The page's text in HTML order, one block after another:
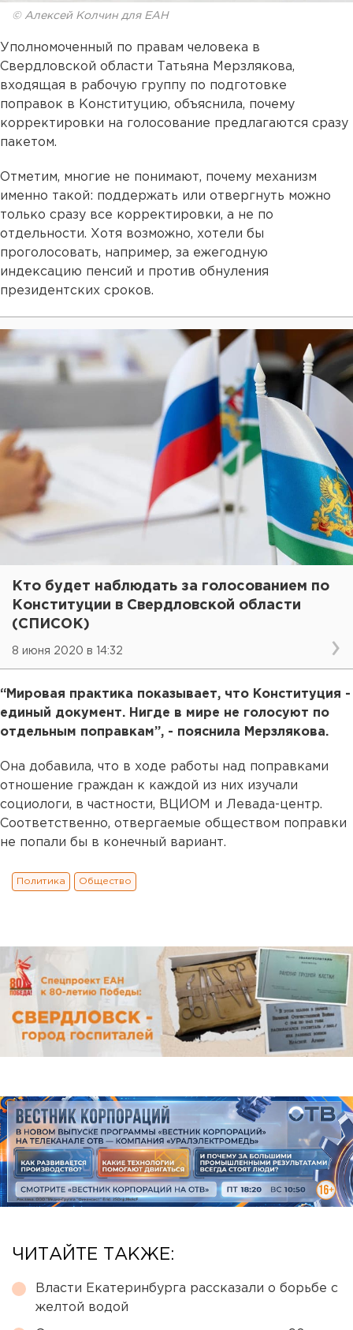
© Алексей Колчин для ЕАН
Уполномоченный по правам человека в
Свердловской области Татьяна Мерзлякова,
входящая в рабочую группу по подготовке
поправок в Конституцию, объяснила, почему
корректировки на голосование предлагаются сразу
пакетом.
Отметим, многие не понимают, почему механизм
именно такой: поддержать или отвергнуть можно
только сразу все корректировки, а не по
отдельности. Хотя возможно, хотели бы
проголосовать, например, за ежегодную
индексацию пенсий и против обнуления
президентских сроков.
Кто будет наблюдать за голосованием по
Конституции в Свердловской области
(СПИСОК)
8 июня 2020 в 14:32
“Мировая практика показывает, что Конcтитуция -
единый документ. Нигде в мире не голосуют по
отдельным поправкам”, - пояснила Мерзлякова.
Она добавила, что в ходе работы над поправками
отношение граждан к каждой из них изучали
социологи, в частности, ВЦИОМ и Левада-центр.
Соответственно, отвергаемые обществом поправки
не попали бы в конечный вариант.
Политика Общество
ЧИТАЙТЕ ТАКЖЕ:
Власти Екатеринбурга рассказали о борьбе с
желтой водой